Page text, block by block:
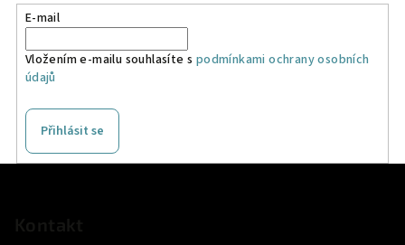
E-mail
Vložením e-mailu souhlasíte s podmínkami ochrany osobních
údajů
Přihlásit se